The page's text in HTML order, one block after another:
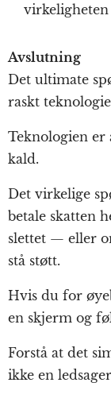
virkeligheten
Avslutning
Det ultimate
raskt
Teknologien er
kald.
Det virkelige
betale skatten
slettet — eller
stå støtt.
Hvis du for
en skjerm og
Forstå at det
ikke en